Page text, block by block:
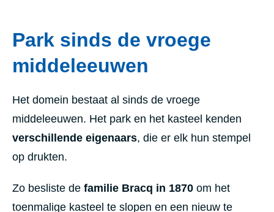
Park sinds de vroege
middeleeuwen
Het domein bestaat al sinds de vroege
middeleeuwen. Het park en het kasteel kenden
verschillende eigenaars, die er elk hun stempel
op drukten.
Zo besliste de familie Bracq in 1870 om het
toenmalige kasteel te slopen en een nieuw te